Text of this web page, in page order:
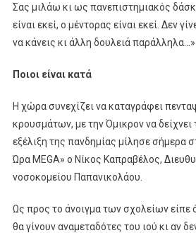
Σας μιλάω κι ως πανεπιστημιακός
είναι εκεί, ο μέντορας είναι εκεί. Δεν
να κάνεις κι άλλη δουλειά παράλληλα…».
Ποιοι είναι κατά
Η χώρα συνεχίζει να καταγράφει
κρουσμάτων, με την Όμικρον να δείχνει
εξέλιξη της πανδημίας μίλησε σήμερα
Ώρα MEGA» ο Νίκος Καπραβέλος,
νοσοκομείου Παπανικολάου.
Ως προς το άνοιγμα των σχολείων είπε
θα γίνουν αναμεταδότες του ιού κι αν